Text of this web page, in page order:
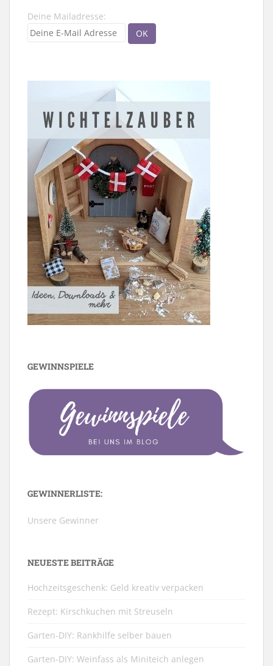
Deine Mailadresse:
GEWINNSPIELE
GEWINNERLISTE:
Unsere Gewinner
NEUESTE BEITRÄGE
Hochzeitsgeschenk: Geld kreativ verpacken
Rezept: Kirschkuchen mit Streuseln
Garten-DIY: Rankhilfe selber bauen
Garten-DIY: Weinfass als Miniteich anlegen